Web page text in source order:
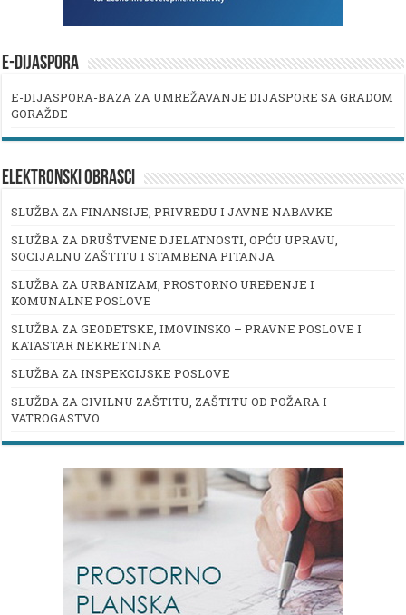
E-DIJASPORA
E-DIJASPORA-BAZA ZA UMREŽAVANJE DIJASPORE SA GRADOM
GORAŽDE
ELEKTRONSKI OBRASCI
SLUŽBA ZA FINANSIJE, PRIVREDU I JAVNE NABAVKE
SLUŽBA ZA DRUŠTVENE DJELATNOSTI, OPĆU UPRAVU,
SOCIJALNU ZAŠTITU I STAMBENA PITANJA
SLUŽBA ZA URBANIZAM, PROSTORNO UREĐENJE I
KOMUNALNE POSLOVE
SLUŽBA ZA GEODETSKE, IMOVINSKO – PRAVNE POSLOVE I
KATASTAR NEKRETNINA
SLUŽBA ZA INSPEKCIJSKE POSLOVE
SLUŽBA ZA CIVILNU ZAŠTITU, ZAŠTITU OD POŽARA I
VATROGASTVO